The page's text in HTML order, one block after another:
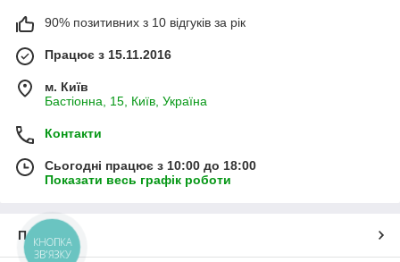
90% позитивних з 10 відгуків за рік
Працює з 15.11.2016
м. Київ
Бастіонна, 15, Київ, Україна
Контакти
Сьогодні працює з 10:00 до 18:00
Показати весь графік роботи
Про нас
КНОПКА
ЗВ'ЯЗКУ